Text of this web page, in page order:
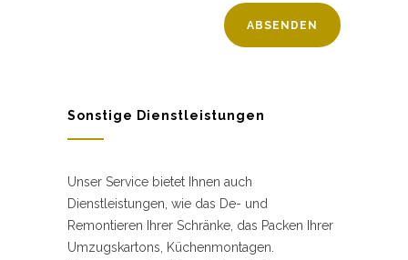
Sonstige Dienstleistungen
Unser Service bietet Ihnen auch
Dienstleistungen, wie das De- und
Remontieren Ihrer Schränke, das Packen Ihrer
Umzugskartons, Küchenmontagen.